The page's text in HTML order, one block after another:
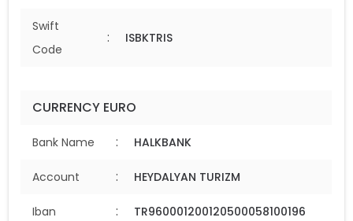
Swift
Code
: ISBKTRIS
CURRENCY EURO
Bank Name : HALKBANK
Account : HEYDALYAN TURIZM
Iban : TR960001200120500058100196